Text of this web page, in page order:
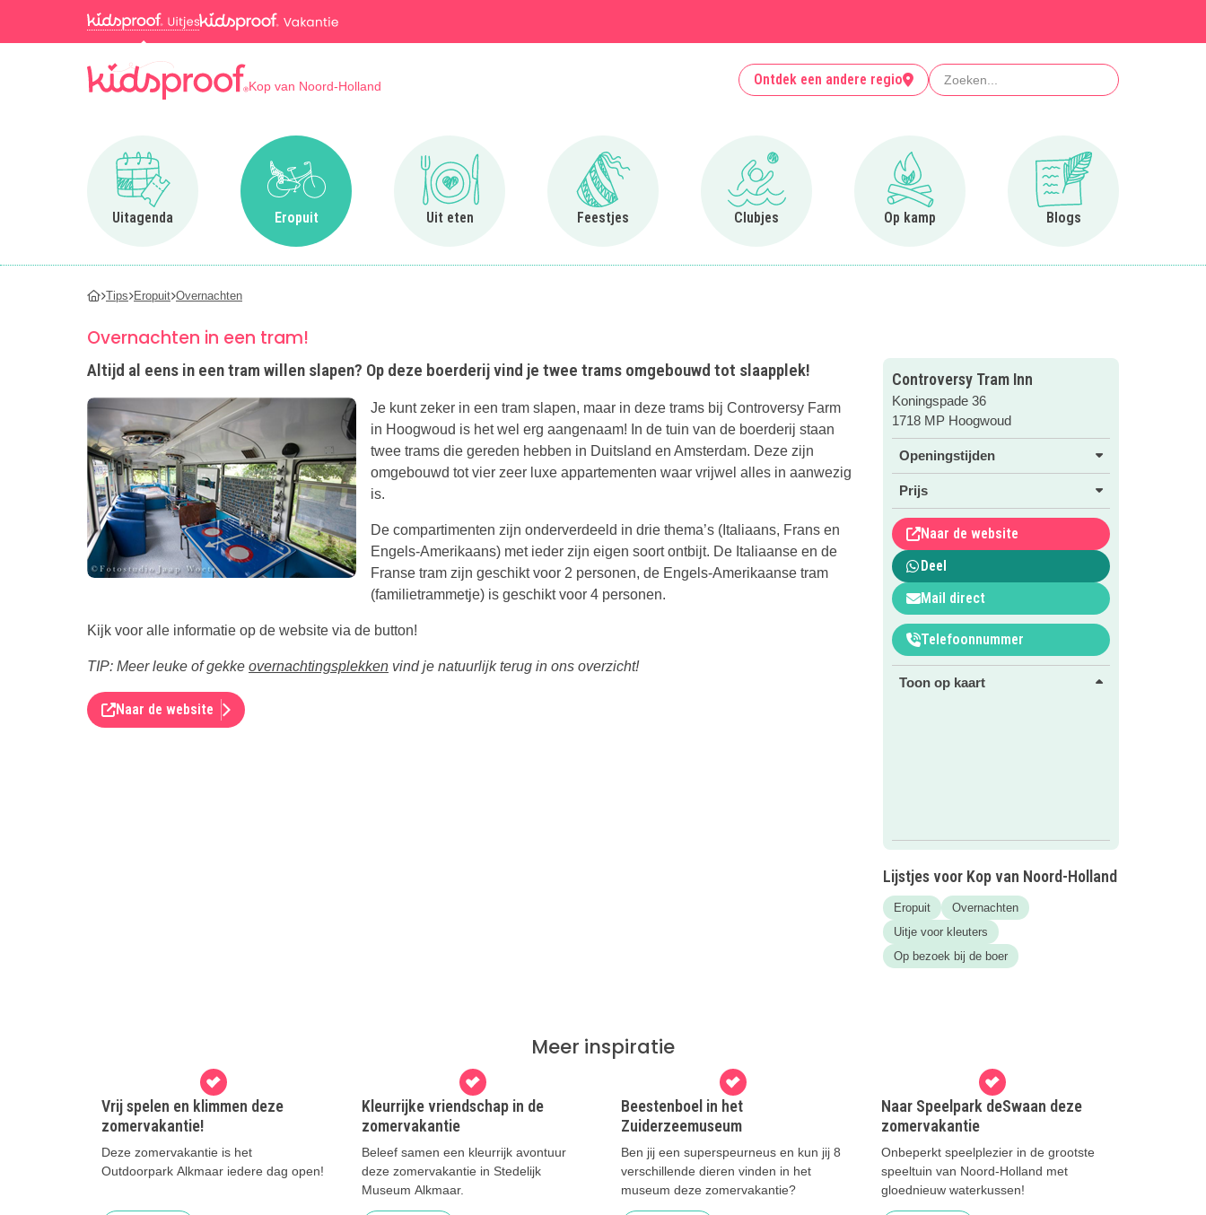
Kop van Noord-Holland Ontdek een andere regio Zoeken
Uitagenda
Ga naar Uitagenda
Eropuit
Ga naar Eropuit
Uit eten
Ga naar Uit eten
Feestjes
Ga naar Feestjes
Clubjes
Ga naar Clubjes
Op kamp
Ga naar Op kamp
Blogs
Ga naar Blogs
Tips Eropuit Overnachten
Overnachten in een tram!
Altijd al eens in een tram willen slapen? Op deze boerderij vind je twee trams omgebouwd tot slaapplek!
Je kunt zeker in een tram slapen, maar in deze trams bij Controversy Farm
in Hoogwoud is het wel erg aangenaam! In de tuin van de boerderij staan
twee trams die gereden hebben in Duitsland en Amsterdam. Deze zijn
omgebouwd tot vier zeer luxe appartementen waar vrijwel alles in aanwezig
is.
De compartimenten zijn onderverdeeld in drie thema’s (Italiaans, Frans en
Engels-Amerikaans) met ieder zijn eigen soort ontbijt. De Italiaanse en de
Franse tram zijn geschikt voor 2 personen, de Engels-Amerikaanse tram
(familietrammetje) is geschikt voor 4 personen.
Kijk voor alle informatie op de website via de button!
TIP: Meer leuke of gekke overnachtingsplekken vind je natuurlijk terug in ons overzicht!
Naar de website
Controversy Tram Inn
Koningspade 36
1718 MP Hoogwoud
Openingstijden
Prijs
Naar de website
Deel
Mail direct
Telefoonnummer
Toon op kaart
Lijstjes voor Kop van Noord-Holland
Eropuit
Overnachten
Uitje voor kleuters
Op bezoek bij de boer
Meer inspiratie
Vrij spelen en klimmen deze
zomervakantie!
Deze zomervakantie is het
Outdoorpark Alkmaar iedere dag open!
Kleurrijke vriendschap in de
zomervakantie
Beleef samen een kleurrijk avontuur
deze zomervakantie in Stedelijk
Museum Alkmaar.
Beestenboel in het
Zuiderzeemuseum
Ben jij een superspeurneus en kun jij 8
verschillende dieren vinden in het
museum deze zomervakantie?
Naar Speelpark deSwaan deze
zomervakantie
Onbeperkt speelplezier in de grootste
speeltuin van Noord-Holland met
gloednieuw waterkussen!